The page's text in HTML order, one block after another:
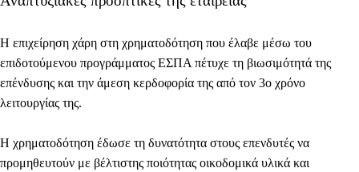
Η επιχείρηση χάρη στη χρηματοδότηση που έλαβε μέσω του
επιδοτούμενου προγράμματος ΕΣΠΑ πέτυχε τη βιωσιμότητά της
επένδυσης και την άμεση κερδοφορία της από τον 3ο χρόνο
λειτουργίας της.
Η χρηματοδότηση έδωσε τη δυνατότητα στους επενδυτές να
προμηθευτούν με βέλτιστης ποιότητας οικοδομικά υλικά και